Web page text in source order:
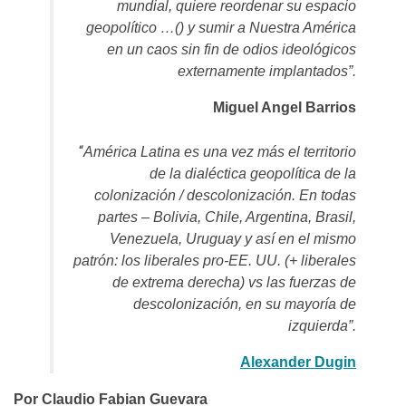
mundial, quiere reordenar su espacio
geopolítico …() y sumir a Nuestra América
en un caos sin fin de odios ideológicos
externamente implantados”.
Miguel Angel Barrios
“América Latina es una vez más el territorio
de la dialéctica geopolítica de la
colonización / descolonización. En todas
partes – Bolivia, Chile, Argentina, Brasil,
Venezuela, Uruguay y así en el mismo
patrón: los liberales pro-EE. UU. (+ liberales
de extrema derecha) vs las fuerzas de
descolonización, en su mayoría de
izquierda”.
Alexander Dugin
Por Claudio Fabian Guevara